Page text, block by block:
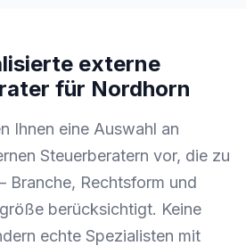
externe
für Nordhorn
Ihnen eine Auswahl an
Steuerberatern vor, die zu
Branche, Rechtsform und
berücksichtigt. Keine
echte Spezialisten mit